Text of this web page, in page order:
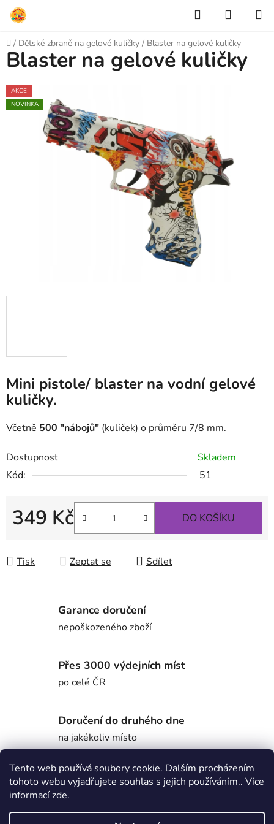
Tento web používá soubory cookie. Dalším procházením
tohoto webu vyjadřujete souhlas s jejich používáním.. Více
informacízde.
Přejít
obsah
Hledat
KOŠÍK
Domů
/ Dětské zbraně na gelové kuličky / Blaster na gelové kuličky
Mini pistole/ blaster na vodní gelové
kuličky.
Včetně 500 "nábojů" (kuliček) o průměru 7/8 mm.
Dostupnost
Skladem
Kód:
51
349 Kč DO KOŠÍKU
Tisk Zeptat se Sdílet
Blaster na gelové kuličky
AKCE
NOVINKA
Garance doručení
nepoškozeného zboží
Přes 3000 výdejních míst
po celé ČR
Doručení do druhého dne
na jakékoliv místo
Popis